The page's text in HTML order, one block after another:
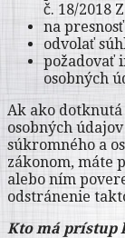
č. 18/2018
na
odvolať
požadovať
osobných
Ak ako dotknutá
osobných
súkromného a
zákonom, máte
alebo ním
odstránenie
Kto má prístup